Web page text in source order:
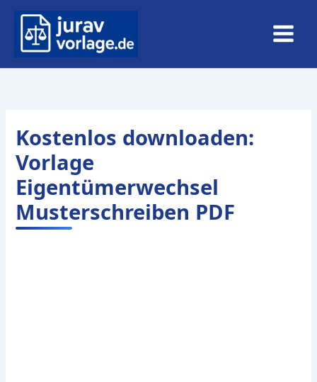
Zum
springen
Kostenlos downloaden:
Vorlage
Eigentümerwechsel
Musterschreiben PDF